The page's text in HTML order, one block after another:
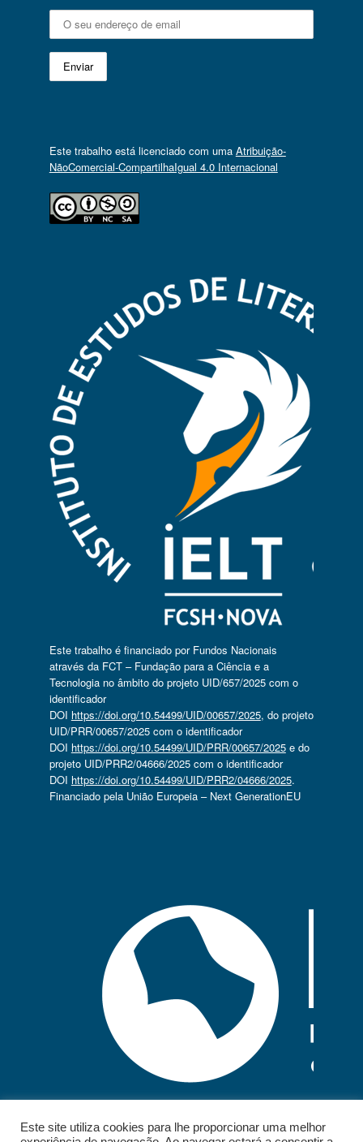
Este trabalho está licenciado com uma Atribuição-
NãoComercial-CompartilhaIgual 4.0 Internacional
Este trabalho é financiado por Fundos Nacionais
através da FCT – Fundação para a Ciência e a
Tecnologia no âmbito do projeto UID/657/2025 com o
identificador
DOI https://doi.org/10.54499/UID/00657/2025, do projeto
UID/PRR/00657/2025 com o identificador
DOI https://doi.org/10.54499/UID/PRR/00657/2025e do
projeto UID/PRR2/04666/2025 com o identificador
DOI https://doi.org/10.54499/UID/PRR2/04666/2025.
Financiado pela União Europeia – Next GenerationEU
Este site utiliza cookies para lhe proporcionar uma melhor